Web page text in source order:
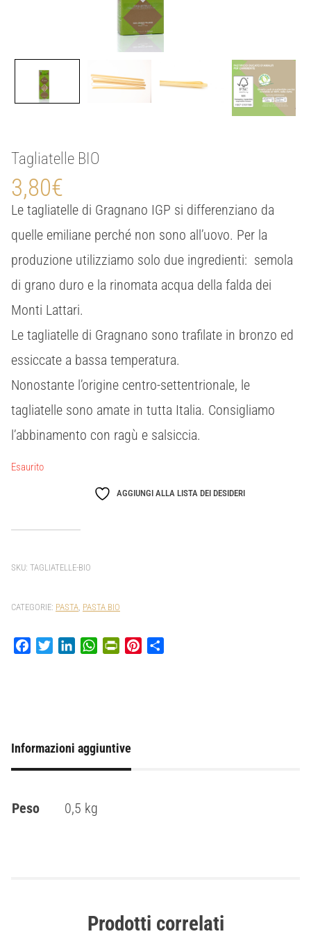
Tagliatelle BIO
3,80€
Le tagliatelle di Gragnano IGP si differenziano da
quelle emiliane perché non sono all’uovo. Per la
produzione utilizziamo solo due ingredienti: semola
di grano duro e la rinomata acqua della falda dei
Monti Lattari.
Le tagliatelle di Gragnano sono trafilate in bronzo ed
essiccate a bassa temperatura.
Nonostante l’origine centro-settentrionale, le
tagliatelle sono amate in tutta Italia. Consigliamo
l’abbinamento con ragù e salsiccia.
Esaurito
AGGIUNGI ALLA LISTA DEI DESIDERI
SKU: TAGLIATELLE-BIO
CATEGORIE: PASTA, PASTA BIO
Facebook
Twitter LinkedInWhatsAppPrintFriendly
Pinterest
Informazioni aggiuntive
Peso 0,5 kg
Prodotti correlati